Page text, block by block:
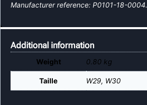
Manufacturer reference: P0101-18-0004.
Additional information
Weight 0.80 kg
Taille W29, W30